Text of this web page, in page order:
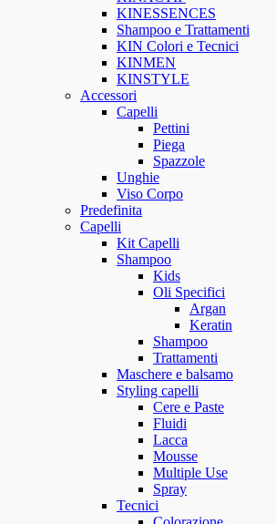
KINESSENCES
Shampoo e Trattamenti
KIN Colori e Tecnici
KINMEN
KINSTYLE
Accessori
Capelli
Pettini
Piega
Spazzole
Unghie
Viso Corpo
Predefinita
Capelli
Kit Capelli
Shampoo
Kids
Oli Specifici
Argan
Keratin
Shampoo
Trattamenti
Maschere e balsamo
Styling capelli
Cere e Paste
Fluidi
Lacca
Mousse
Multiple Use
Spray
Tecnici